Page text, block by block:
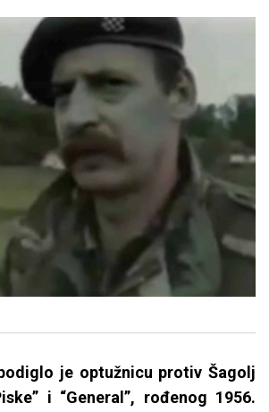
je optužnicu protiv Šagolj
i “General”, rođenog 1956.